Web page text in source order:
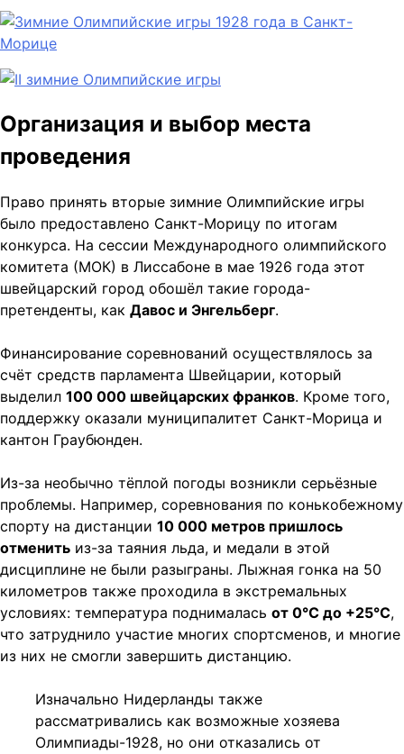
Организация и выбор места
проведения
Право принять вторые зимние Олимпийские игры
было предоставлено Санкт-Морицу по итогам
конкурса. На сессии Международного олимпийского
комитета (МОК) в Лиссабоне в мае 1926 года этот
швейцарский город обошёл такие города-
претенденты, как Давос и Энгельберг.
Финансирование соревнований осуществлялось за
счёт средств парламента Швейцарии, который
выделил 100 000 швейцарских франков. Кроме того,
поддержку оказали муниципалитет Санкт-Морица и
кантон Граубюнден.
Из-за необычно тёплой погоды возникли серьёзные
проблемы. Например, соревнования по конькобежному
спорту на дистанции 10 000 метров пришлось
отменить из-за таяния льда, и медали в этой
дисциплине не были разыграны. Лыжная гонка на 50
километров также проходила в экстремальных
условиях: температура поднималась от 0°C до +25°C,
что затруднило участие многих спортсменов, и многие
из них не смогли завершить дистанцию.
Изначально Нидерланды также
рассматривались как возможные хозяева
Олимпиады-1928, но они отказались от